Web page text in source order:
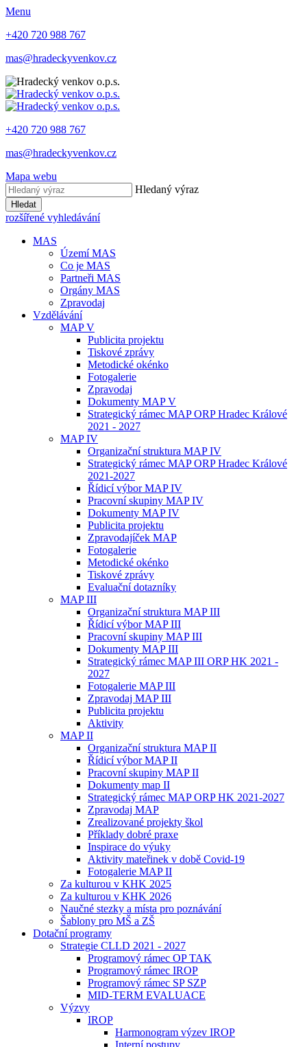
Menu
+420 720 988 767
mas@hradeckyvenkov.cz
+420 720 988 767
mas@hradeckyvenkov.cz
Mapa webu
Hledaný výraz
Hledat
rozšířené vyhledávání
MAS
Území MAS
Co je MAS
Partneři MAS
Orgány MAS
Zpravodaj
Vzdělávání
MAP V
Publicita projektu
Tiskové zprávy
Metodické okénko
Fotogalerie
Zpravodaj
Dokumenty MAP V
Strategický rámec MAP ORP Hradec Králové
2021 - 2027
MAP IV
Organizační struktura MAP IV
Strategický rámec MAP ORP Hradec Králové
2021-2027
Řídicí výbor MAP IV
Pracovní skupiny MAP IV
Dokumenty MAP IV
Publicita projektu
Zpravodajíček MAP
Fotogalerie
Metodické okénko
Tiskové zprávy
Evaluační dotazníky
MAP III
Organizační struktura MAP III
Řídicí výbor MAP III
Pracovní skupiny MAP III
Dokumenty MAP III
Strategický rámec MAP III ORP HK 2021 -
2027
Fotogalerie MAP III
Zpravodaj MAP III
Publicita projektu
Aktivity
MAP II
Organizační struktura MAP II
Řídicí výbor MAP II
Pracovní skupiny MAP II
Dokumenty map II
Strategický rámec MAP ORP HK 2021-2027
Zpravodaj MAP
Zrealizované projekty škol
Příklady dobré praxe
Inspirace do výuky
Aktivity mateřinek v době Covid-19
Fotogalerie MAP II
Za kulturou v KHK 2025
Za kulturou v KHK 2026
Naučné stezky a místa pro poznávání
Šablony pro MŠ a ZŠ
Dotační programy
Strategie CLLD 2021 - 2027
Programový rámec OP TAK
Programový rámec IROP
Programový rámec SP SZP
MID-TERM EVALUACE
Výzvy
IROP
Harmonogram výzev IROP
Interní postupy